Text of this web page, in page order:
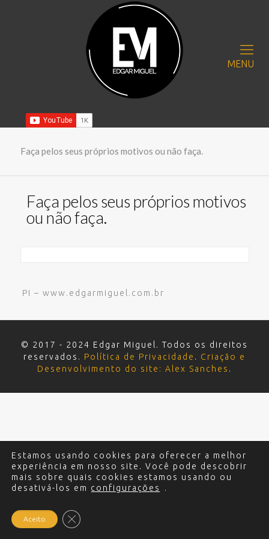
MENU
Faça pelos seus próprios motivos ou não faça.
Faça pelos seus próprios motivos
ou não faça.
PI – www.edgarmiguel.com.br
© 2017 - 2024 Edgar Miguel. Todos os direitos
reservados. Política de Privacidade . Criação e
Desenvolvimento do site: Alex Sanches .
Estamos usando cookies para oferecer a melhor
experiência em nosso site. Você pode descobrir
mais sobre quais cookies estamos usando ou
desativá-los em configurações .
Aceito Close GDPR Cookie Banner